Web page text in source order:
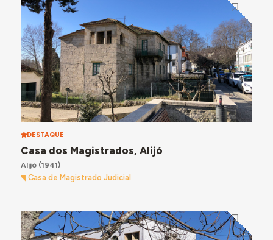
DESTAQUE
Casa dos Magistrados, Alijó
Alijó(1941)
Casa de Magistrado Judicial